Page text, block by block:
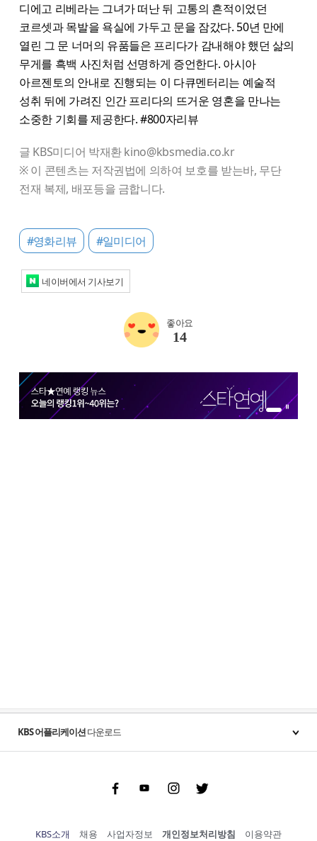
디에고 리베라는 그녀가 떠난 뒤 고통의 흔적이었던
코르셋과 목발을 욕실에 가두고 문을 잠갔다. 50년 만에
열린 그 문 너머의 유품들은 프리다가 감내해야 했던 삶의
무게를 흑백 사진처럼 선명하게 증언한다. 아시아
아르젠토의 안내로 진행되는 이 다큐멘터리는 예술적
성취 뒤에 가려진 인간 프리다의 뜨거운 영혼을 만나는
소중한 기회를 제공한다. #800자리뷰
글 KBS미디어 박재환 kino@kbsmedia.co.kr
※ 이 콘텐츠는 저작권법에 의하여 보호를 받는바, 무단
전재 복제, 배포등을 금합니다.
#영화리뷰 #일미디어
네이버에서 기사보기
좋아요
14
1번 배너 보기
2번 배너 보기
KBS 어플리케이션다운로드
FacebookYoutubeInstgram Twitter
KBS소개 채용 사업자정보 개인정보처리방침 이용약관